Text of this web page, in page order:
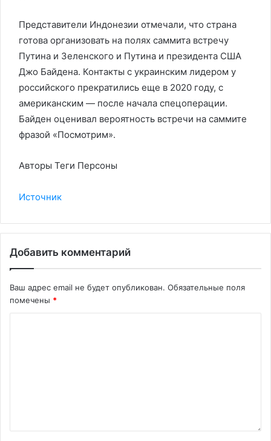
Представители Индонезии отмечали, что страна
готова организовать на полях саммита встречу
Путина и Зеленского и Путина и президента США
Джо Байдена. Контакты с украинским лидером у
российского прекратились еще в 2020 году, с
американским — после начала спецоперации.
Байден оценивал вероятность встречи на саммите
фразой «Посмотрим».
Авторы Теги Персоны
Источник
Добавить комментарий
Ваш адрес email не будет опубликован. Обязательные поля
помечены *